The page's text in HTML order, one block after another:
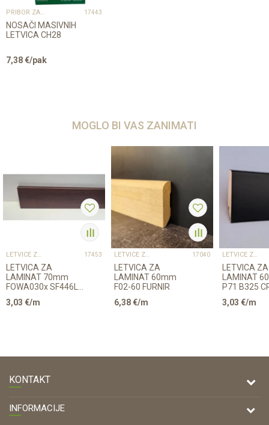
PRIBOR ZA UGRADNJU PODOVA – SVE NA JEDNOM MJESTU 17443
NOSAČI MASIVNIH
LETVICA CH28
7,38€/pak
MOGLO BI VAS ZANIMATI
LETVICE ZA LAMINAT 17453
LETVICA ZA
LAMINAT 70mm
FOWA030x SF446L1
3,03 €/m
LETVICE ZA LAMINAT 17040
LETVICA ZA
LAMINAT 60mm
F02-60 FURNIR
6,38€/m
LETVICE ZA LAMINAT
LETVICA ZA
LAMINAT
P71 B325
3,03 €/m
KONTAKT
DRVONA D.O.O.
Antuna Mihanovića 7,
INFORMACIJE